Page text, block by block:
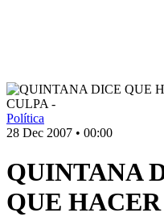
Política
28 Dec 2007 • 00:00
QUINTANA
QUE